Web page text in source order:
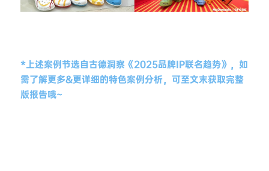
*上述案例节选自古德洞察《2025品牌IP联名趋势》，如
需了解更多&更详细的特色案例分析，可至文末获取完整
版报告哦~